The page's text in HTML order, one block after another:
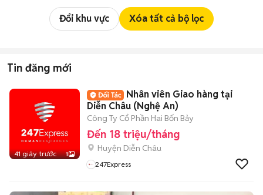
Đổi khu vực Xóa tất cả bộ lọc
Tin đăng mới
41 giây trước 1
Nhân viên Giao hàng tại
Diễn Châu (Nghệ An)
Công Ty Cổ Phần Hai Bốn Bảy
Đến 18 triệu/tháng
Huyện Diễn Châu
247Express